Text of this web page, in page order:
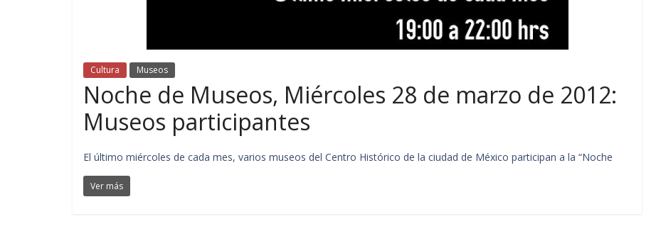
Cultura Museos
Noche de Museos, Miércoles 28 de marzo de 2012:
Museos participantes
El último miércoles de cada mes, varios museos del Centro Histórico de la ciudad de México participan a la “Noche
Ver más